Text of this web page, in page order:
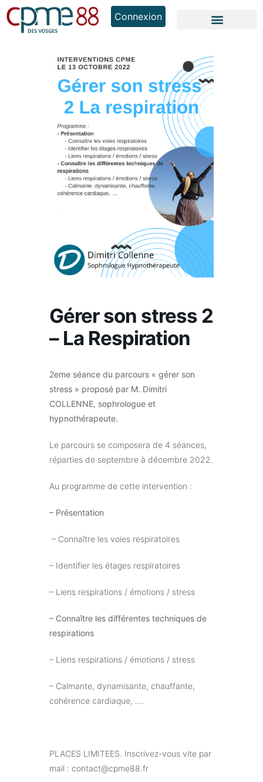
Connexion
Gérer son stress 2
– La Respiration
2eme séance du parcours « gérer son
stress » proposé par M. Dimitri
COLLENNE, sophrologue et
hypnothérapeute.
Le parcours se composera de 4 séances,
réparties de septembre à décembre 2022.
Au programme de cette intervention :
– Présentation
– Connaître les voies respiratoires
– Identifier les étages respiratoires
– Liens respirations / émotions / stress
– Connaître les différentes techniques de
respirations
– Liens respirations / émotions / stress
– Calmante, dynamisante, chauffante,
cohérence cardiaque, ….
PLACES LIMITEES. Inscrivez-vous vite par
mail : contact@cpme88.fr